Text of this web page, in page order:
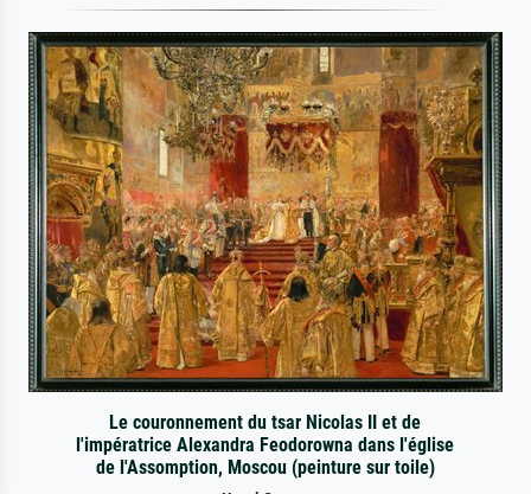
Le couronnement du tsar Nicolas II et de
l'impératrice Alexandra Feodorowna dans l'église
de l'Assomption, Moscou (peinture sur toile)